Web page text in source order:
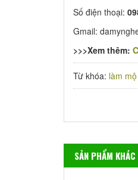
Số điện thoại:
Gmail:
>>>Xem thêm:
Từ khóa: làm
SẢN PHẨM KHÁC